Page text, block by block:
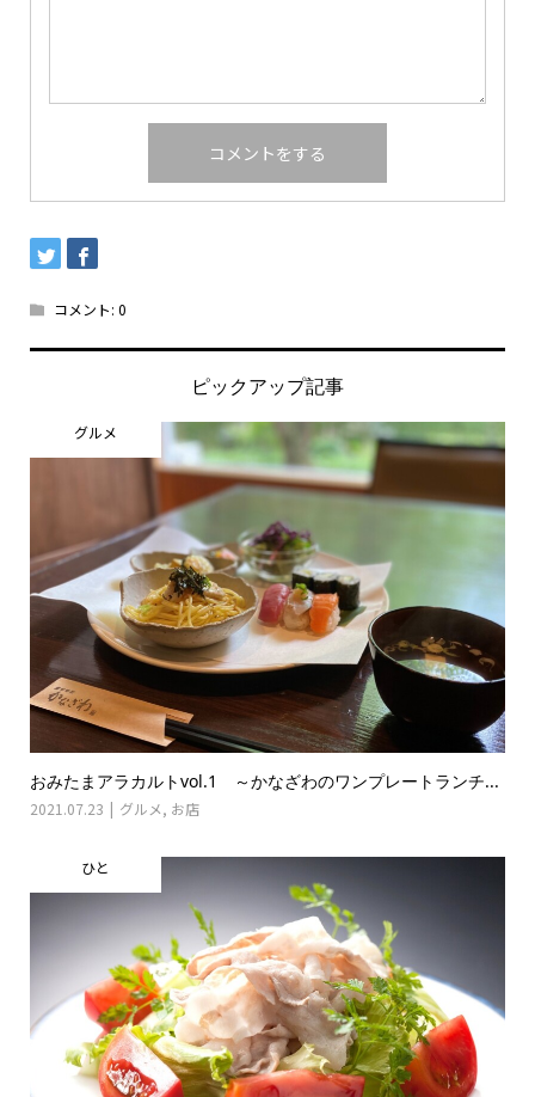
コメント: 0
ピックアップ記事
グルメ
おみたまアラカルトvol.1 ～かなざわのワンプレートランチ...
2021.07.23 グルメ, お店
ひと